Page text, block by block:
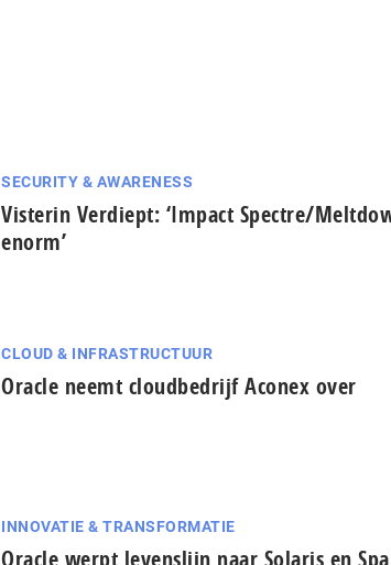
SECURITY & AWARENESS
Visterin Verdiept: ‘Impact Spectre/
enorm’
CLOUD & INFRASTRUCTUUR
Oracle neemt cloudbedrijf Aconex over
INNOVATIE & TRANSFORMATIE
Oracle werpt levenslijn naar Solaris en